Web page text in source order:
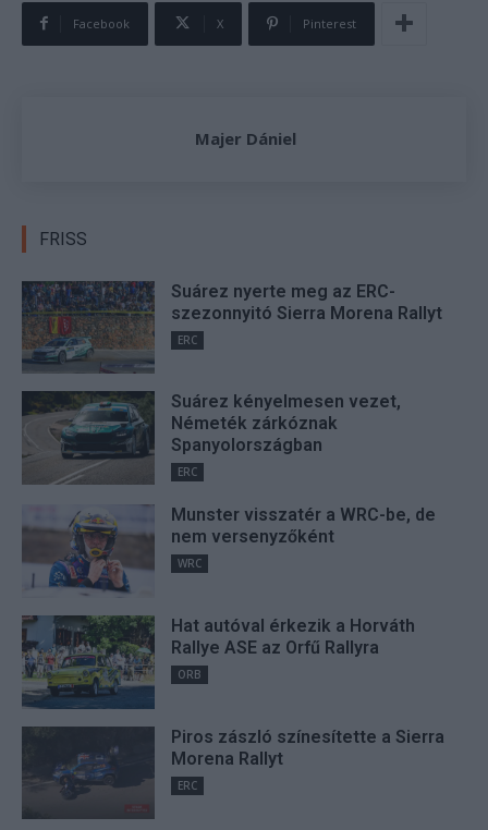
Facebook X Pinterest
Majer Dániel
FRISS
Suárez nyerte meg az ERC-
szezonnyitó Sierra Morena Rallyt
ERC
Suárez kényelmesen vezet,
Németék zárkóznak
Spanyolországban
ERC
Munster visszatér a WRC-be, de
nem versenyzőként
WRC
Hat autóval érkezik a Horváth
Rallye ASE az Orfű Rallyra
ORB
Piros zászló színesítette a Sierra
Morena Rallyt
ERC